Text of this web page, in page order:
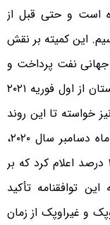
است و حتی قبل از
این کمیته بر نقش
جهانی نفت پرداخت و
به کاهش تولید داوطلبانه و قابل توجه عربستان از اول فوریه ۲۰۲۱
خواسته تا این روند
را ادامه دهند. این کمیته با بررسی گزارش ماه دسامبر سال ۲۰۲۰،
مجموع پایبندی این ائتلاف در این ماه را ۱۰۱ درصد اعلام کرد که بر
توافقنامه تأکید
و غیراوپک از زمان